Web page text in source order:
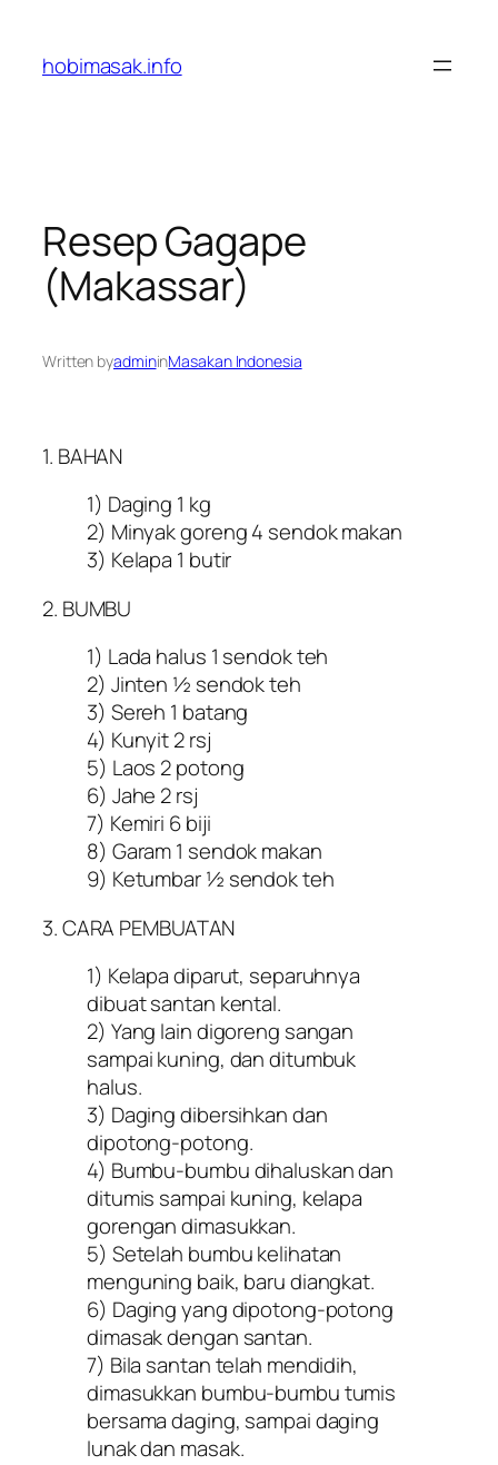
content
hobimasak.info
Resep Gagape
(Makassar)
Written byadmininMasakan Indonesia
1. BAHAN
1) Daging 1 kg
2) Minyak goreng 4 sendok makan
3) Kelapa 1 butir
2. BUMBU
1) Lada halus 1 sendok teh
2) Jinten ½ sendok teh
3) Sereh 1 batang
4) Kunyit 2 rsj
5) Laos 2 potong
6) Jahe 2 rsj
7) Kemiri 6 biji
8) Garam 1 sendok makan
9) Ketumbar ½ sendok teh
3. CARA PEMBUATAN
1) Kelapa diparut, separuhnya
dibuat santan kental.
2) Yang lain digoreng sangan
sampai kuning, dan ditumbuk
halus.
3) Daging dibersihkan dan
dipotong-potong.
4) Bumbu-bumbu dihaluskan dan
ditumis sampai kuning, kelapa
gorengan dimasukkan.
5) Setelah bumbu kelihatan
menguning baik, baru diangkat.
6) Daging yang dipotong-potong
dimasak dengan santan.
7) Bila santan telah mendidih,
dimasukkan bumbu-bumbu tumis
bersama daging, sampai daging
lunak dan masak.